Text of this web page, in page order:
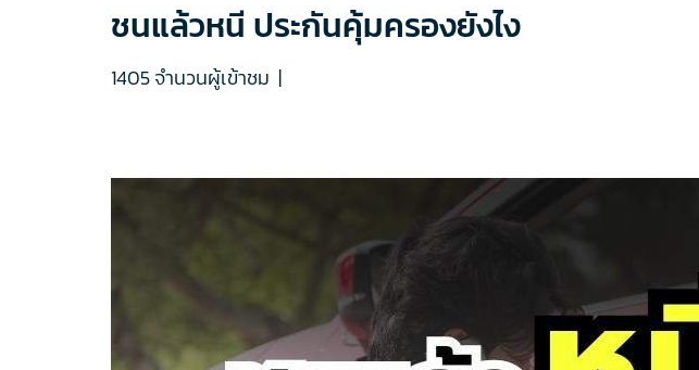
ชนแล้วหนี ประกันคุ้มครองยังไง
1405 จำนวนผู้เข้าชม |